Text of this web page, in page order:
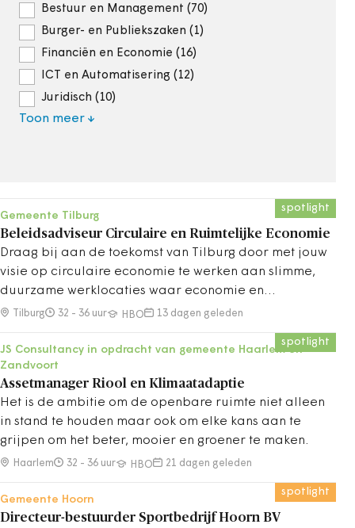
Bestuur en Management (70)
Burger- en Publiekszaken (1)
Financiën en Economie (16)
ICT en Automatisering (12)
Juridisch (10)
Toon meer
spotlight
Gemeente Tilburg
Beleidsadviseur Circulaire en Ruimtelijke Economie
Draag bij aan de toekomst van Tilburg door met jouw
visie op circulaire economie te werken aan slimme,
duurzame werklocaties waar economie en
duurzaamheid samenkomen.
Tilburg 32 - 36 uur HBO 13 dagen geleden
spotlight
JS Consultancy in opdracht van gemeente Haarlem en
Zandvoort
Assetmanager Riool en Klimaatadaptie
Het is de ambitie om de openbare ruimte niet alleen
in stand te houden maar ook om elke kans aan te
grijpen om het beter, mooier en groener te maken.
Haarlem 32 - 36 uur HBO 21 dagen geleden
spotlight
Gemeente Hoorn
Directeur-bestuurder Sportbedrijf Hoorn BV